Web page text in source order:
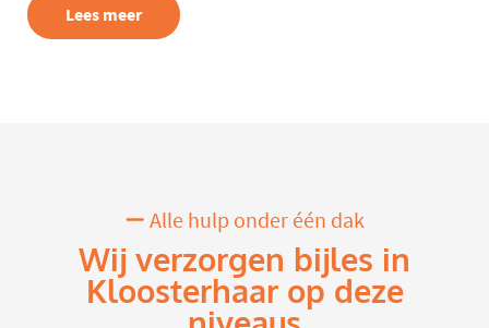
Lees meer
Alle hulp onder één dak
Wij verzorgen bijles in
Kloosterhaar op deze